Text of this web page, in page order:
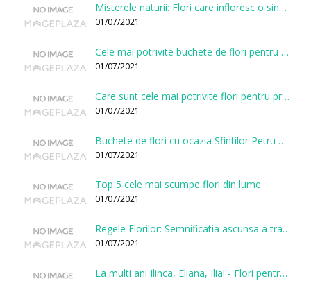
Misterele naturii: Flori care infloresc o singura data la cateva sute de ani
01/07/2021
Cele mai potrivite buchete de flori pentru onomastici
01/07/2021
Care sunt cele mai potrivite flori pentru prima intalnire?
01/07/2021
Buchete de flori cu ocazia Sfintilor Petru si Pavel
01/07/2021
Top 5 cele mai scumpe flori din lume
01/07/2021
Regele Florilor: Semnificatia ascunsa a trandafirului
01/07/2021
La multi ani Ilinca, Eliana, Ilia! - Flori pentru doamnele sarbatorite de Sfantul Ilie